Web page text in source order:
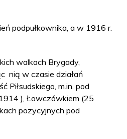
podpułkownika, a w 1916 r.
walkach Brygady,
nią w czasie działań
Piłsudskiego, m.in. pod
), Łowczówkiem (25
pozycyjnych pod